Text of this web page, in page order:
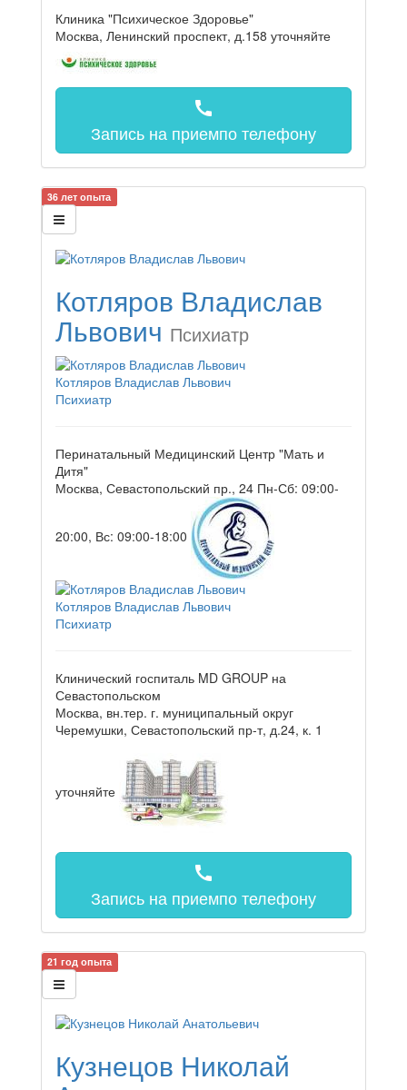
Клиника "Психическое Здоровье"
Москва, Ленинский проспект, д.158 уточняйте
call
Запись на приемпо телефону
36 лет опыта
Котляров Владислав
Львович Психиатр
Котляров Владислав Львович
Психиатр
Перинатальный Медицинский Центр "Мать и
Дитя"
Москва, Севастопольский пр., 24 Пн-Сб: 09:00-
20:00, Вс: 09:00-18:00
Котляров Владислав Львович
Психиатр
Клинический госпиталь MD GROUP на
Севастопольском
Москва, вн.тер. г. муниципальный округ
Черемушки, Севастопольский пр-т, д.24, к. 1
уточняйте
call
Запись на приемпо телефону
21 год опыта
Кузнецов Николай